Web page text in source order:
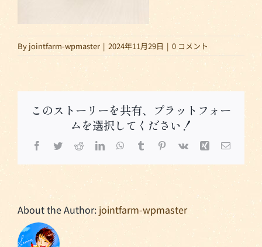
By jointfarm-wpmaster | 2024年11月29日 | 0 コメント
このストーリーを共有、プラットフォー
ムを選択してください！
Facebook
TwitterRedditLinkedInWhatsApp
TumblrPinterest
Vk Xing 電
メ
ル
About the Author: jointfarm-wpmaster